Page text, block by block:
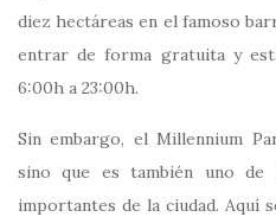
diez hectáreas en el famoso
entrar de forma gratuita y
6:00h a 23:00h.
Sin embargo, el Millennium
sino que es también uno de
importantes de la ciudad. Aquí